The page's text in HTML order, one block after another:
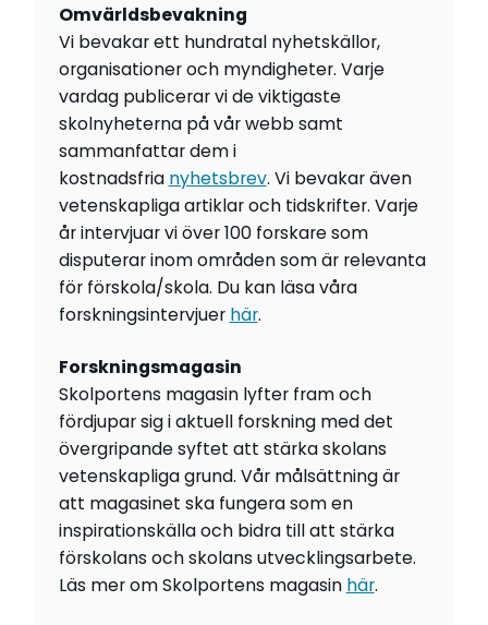
Omvärldsbevakning
Vi bevakar ett hundratal nyhetskällor,
organisationer och myndigheter. Varje
vardag publicerar vi de viktigaste
skolnyheterna på vår webb samt
sammanfattar dem i
kostnadsfria nyhetsbrev. Vi bevakar även
vetenskapliga artiklar och tidskrifter. Varje
år intervjuar vi över 100 forskare som
disputerar inom områden som är relevanta
för förskola/skola. Du kan läsa våra
forskningsintervjuer här.
Forskningsmagasin
Skolportens magasin lyfter fram och
fördjupar sig i aktuell forskning med det
övergripande syftet att stärka skolans
vetenskapliga grund. Vår målsättning är
att magasinet ska fungera som en
inspirationskälla och bidra till att stärka
förskolans och skolans utvecklingsarbete.
Läs mer om Skolportens magasin här.